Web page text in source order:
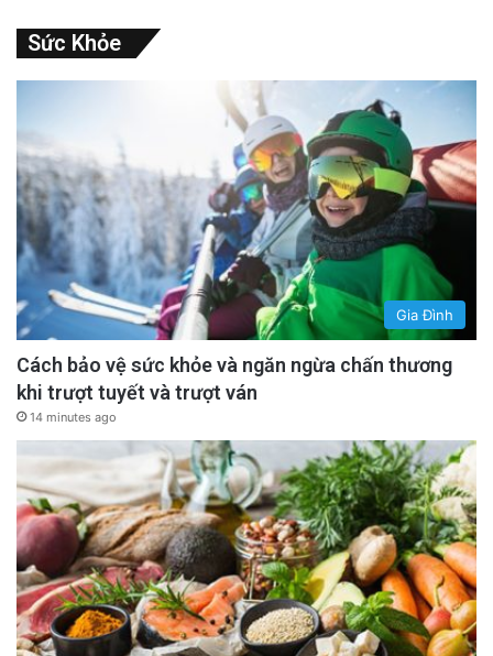
Sức Khỏe
Gia Đình
Cách bảo vệ sức khỏe và ngăn ngừa chấn thương
khi trượt tuyết và trượt ván
14 minutes ago